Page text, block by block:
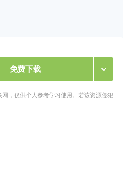
免费下载
，仅供个人参考学习使用。若该资源侵犯